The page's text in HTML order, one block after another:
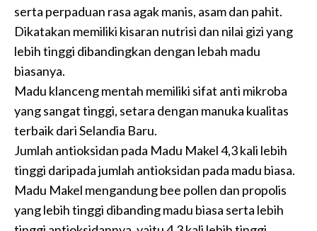
serta perpaduan rasa agak manis, asam dan pahit.
Dikatakan memiliki kisaran nutrisi dan nilai gizi yang
lebih tinggi dibandingkan dengan lebah madu
biasanya.
Madu klanceng mentah memiliki sifat anti mikroba
yang sangat tinggi, setara dengan manuka kualitas
terbaik dari Selandia Baru.
Jumlah antioksidan pada Madu Makel 4,3 kali lebih
tinggi daripada jumlah antioksidan pada madu biasa.
Madu Makel mengandung bee pollen dan propolis
yang lebih tinggi dibanding madu biasa serta lebih